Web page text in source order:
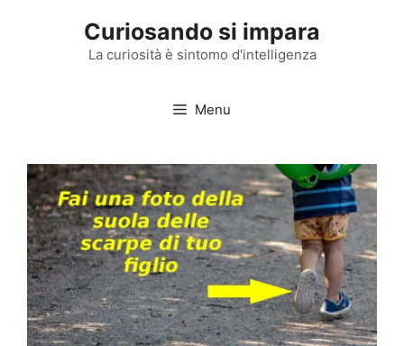
Curiosando si impara
La curiosità è sintomo d'intelligenza
Menu